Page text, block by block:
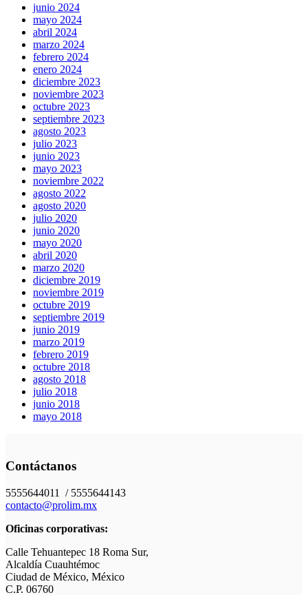
junio 2024
mayo 2024
abril 2024
marzo 2024
febrero 2024
enero 2024
diciembre 2023
noviembre 2023
octubre 2023
septiembre 2023
agosto 2023
julio 2023
junio 2023
mayo 2023
noviembre 2022
agosto 2022
agosto 2020
julio 2020
junio 2020
mayo 2020
abril 2020
marzo 2020
diciembre 2019
noviembre 2019
octubre 2019
septiembre 2019
junio 2019
marzo 2019
febrero 2019
octubre 2018
agosto 2018
julio 2018
junio 2018
mayo 2018
Contáctanos
5555644011 / 5555644143
contacto@prolim.mx
Oficinas corporativas:
Calle Tehuantepec 18 Roma Sur,
Alcaldía Cuauhtémoc
Ciudad de México, México
C.P. 06760